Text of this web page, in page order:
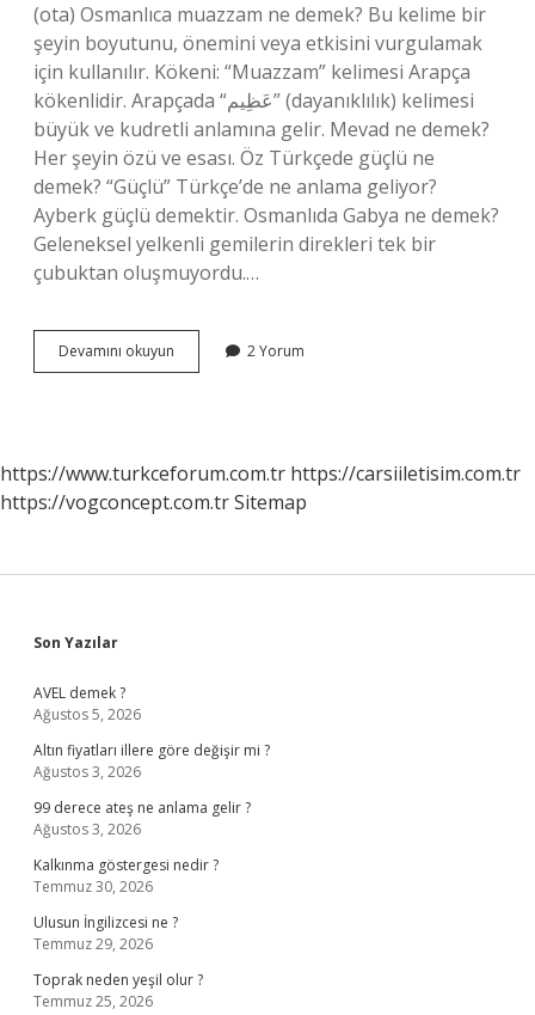
(ota) Osmanlıca muazzam ne demek? Bu kelime bir
şeyin boyutunu, önemini veya etkisini vurgulamak
için kullanılır. Kökeni: “Muazzam” kelimesi Arapça
kökenlidir. Arapçada “عَظِيم” (dayanıklılık) kelimesi
büyük ve kudretli anlamına gelir. Mevad ne demek?
Her şeyin özü ve esası. Öz Türkçede güçlü ne
demek? “Güçlü” Türkçe’de ne anlama geliyor?
Ayberk güçlü demektir. Osmanlıda Gabya ne demek?
Geleneksel yelkenli gemilerin direkleri tek bir
çubuktan oluşmuyordu.…
Devamını okuyun
Osmanlıca
2 Yorum
https://www.turkceforum.com.tr https://carsiiletisim.com.tr
https://vogconcept.com.trSitemap
Sidebar
Son Yazılar
AVEL demek ?
Ağustos 5, 2026
Altın fiyatları illere göre değişir mi ?
Ağustos 3, 2026
99 derece ateş ne anlama gelir ?
Ağustos 3, 2026
Kalkınma göstergesi nedir ?
Temmuz 30, 2026
Ulusun İngilizcesi ne ?
Temmuz 29, 2026
Toprak neden yeşil olur ?
Temmuz 25, 2026